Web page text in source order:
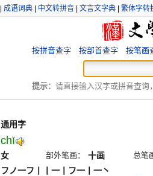
成语词典 中文转拼音 文言文字典 繁体字转
按拼音查字 按部首查字 按笔画
提示： 请直接输入汉字或拼音查询
通用字
chī
女 部外笔画： 十画
总笔
フノ一フ丨丨一丨フ一丨一丶